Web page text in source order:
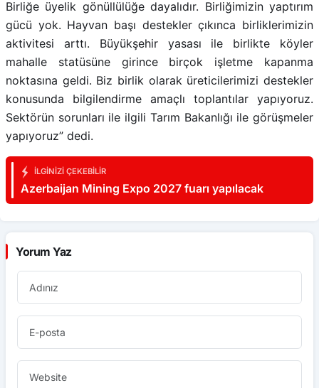
Birliğe üyelik gönüllülüğe dayalıdır. Birliğimizin yaptırım
gücü yok. Hayvan başı destekler çıkınca birliklerimizin
aktivitesi arttı. Büyükşehir yasası ile birlikte köyler
mahalle statüsüne girince birçok işletme kapanma
noktasına geldi. Biz birlik olarak üreticilerimizi destekler
konusunda bilgilendirme amaçlı toplantılar yapıyoruz.
Sektörün sorunları ile ilgili Tarım Bakanlığı ile görüşmeler
yapıyoruz” dedi.
İLGINIZI ÇEKEBILIR
Azerbaijan Mining Expo 2027 fuarı yapılacak
Yorum Yaz